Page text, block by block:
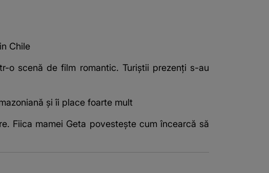
Chile
o scenă de film romantic. Turiștii prezenți s-au
și îi place foarte mult
Fiica mamei Geta povestește cum încearcă să